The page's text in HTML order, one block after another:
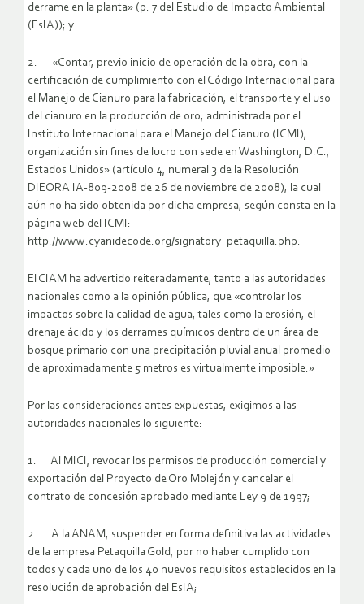
derrame en la planta» (p. 7 del Estudio de Impacto Ambiental
(EsIA)); y
2. «Contar, previo inicio de operación de la obra, con la
certificación de cumplimiento con el Código Internacional para
el Manejo de Cianuro para la fabricación, el transporte y el uso
del cianuro en la producción de oro, administrada por el
Instituto Internacional para el Manejo del Cianuro (ICMI),
organización sin fines de lucro con sede en Washington, D.C.,
Estados Unidos» (artículo 4, numeral 3 de la Resolución
DIEORA IA-809-2008 de 26 de noviembre de 2008), la cual
aún no ha sido obtenida por dicha empresa, según consta en la
página web del ICMI:
http://www.cyanidecode.org/signatory_petaquilla.php.
El CIAM ha advertido reiteradamente, tanto a las autoridades
nacionales como a la opinión pública, que «controlar los
impactos sobre la calidad de agua, tales como la erosión, el
drenaje ácido y los derrames químicos dentro de un área de
bosque primario con una precipitación pluvial anual promedio
de aproximadamente 5 metros es virtualmente imposible.»
Por las consideraciones antes expuestas, exigimos a las
autoridades nacionales lo siguiente:
1. Al MICI, revocar los permisos de producción comercial y
exportación del Proyecto de Oro Molejón y cancelar el
contrato de concesión aprobado mediante Ley 9 de 1997;
2. A la ANAM, suspender en forma definitiva las actividades
de la empresa Petaquilla Gold, por no haber cumplido con
todos y cada uno de los 40 nuevos requisitos establecidos en la
resolución de aprobación del EsIA;